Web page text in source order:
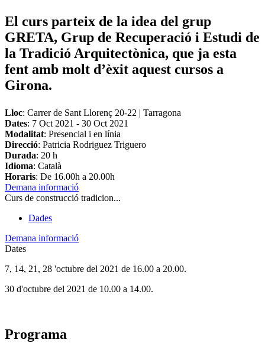
El curs parteix de la idea del grup
GRETA, Grup de Recuperació i Estudi de
la Tradició Arquitectònica, que ja esta
fent amb molt d’èxit aquest cursos a
Girona.
Lloc: Carrer de Sant Llorenç 20-22 | Tarragona
Dates: 7 Oct 2021 - 30 Oct 2021
Modalitat: Presencial i en línia
Direcció: Patricia Rodriguez Triguero
Durada: 20 h
Idioma: Català
Horaris: De 16.00h a 20.00h
Demana informació
Curs de construcció tradicion...
Dades
Demana informació
Dates
7, 14, 21, 28 'octubre del 2021 de 16.00 a 20.00.
30 d'octubre del 2021 de 10.00 a 14.00.
Programa